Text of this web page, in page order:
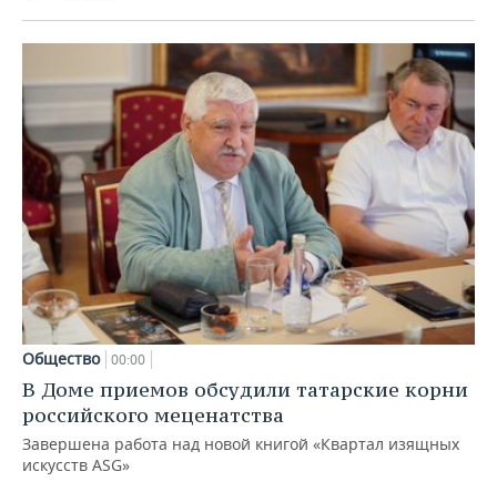
Общество 00:00
В Доме приемов обсудили татарские корни
российского меценатства
Завершена работа над новой книгой «Квартал изящных
искусств ASG»